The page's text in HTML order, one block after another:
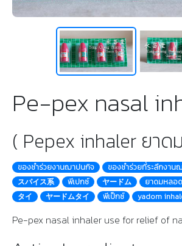
Pe-pex nasal
( Pepex inhaler ยาด
ของชําร่วยงานฌาปนกิจ ของชำร่วยที่ระลึกงาน
スパイス系
พีเปกซ์ ヤードム ยาดมหลอด
タイ
ヤードムタイ พีเป็กซ์ yadom
Pe-pex nasal inhaler use for relief of